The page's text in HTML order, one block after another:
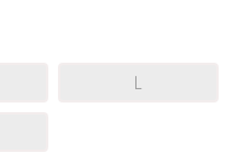
L